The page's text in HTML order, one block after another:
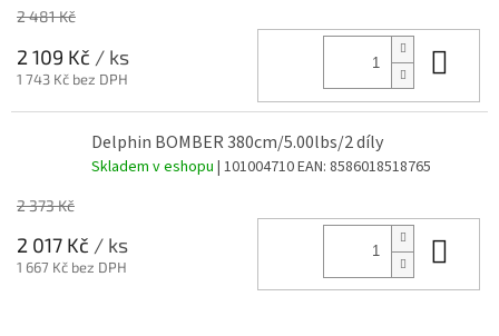
2 481 Kč
2 109 Kč / ks
1 743 Kč bez DPH
Delphin BOMBER 380cm/5.00lbs/2 díly
Skladem v eshopu | 101004710EAN: 8586018518765
2 373 Kč
2 017 Kč / ks
1 667 Kč bez DPH